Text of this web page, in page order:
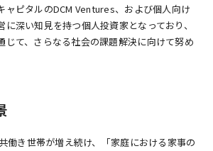
ャピタルのDCM Ventures、および個人向け
深い知見を持つ個人投資家となっており、
じて、さらなる社会の課題解決に向けて努め
働き世帯が増え続け、「家庭における家事の